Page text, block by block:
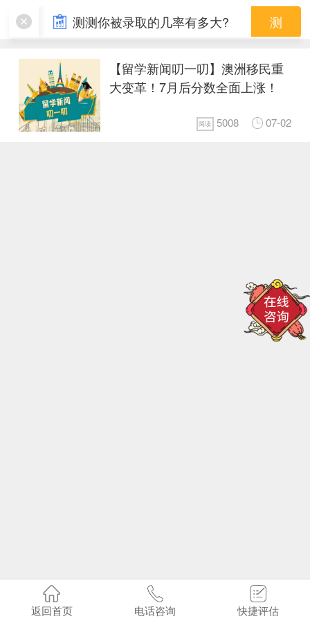
移民
【留学新闻叨一叨】澳洲移民重
大变革！7月后分数全面上涨！
阅读 5008 07-02
返回首页 电话咨询 快捷评估
测测你被录取的几率有多大? 测